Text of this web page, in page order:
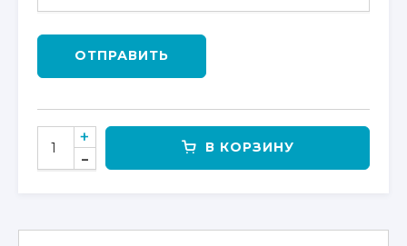
ОТПРАВИТЬ
КОЛИЧЕСТВО
ТОВАРА
КУРТКА
ЖЕНСКАЯ
В КОРЗИНУ